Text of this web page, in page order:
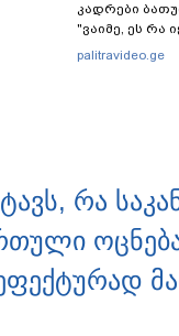
კადრები
"ვაიმე, ეს რა
palitravideo.ge
რა